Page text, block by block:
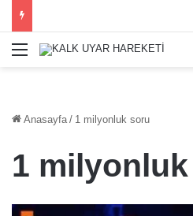
Menü
Anasayfa / 1 milyonluk soru
1